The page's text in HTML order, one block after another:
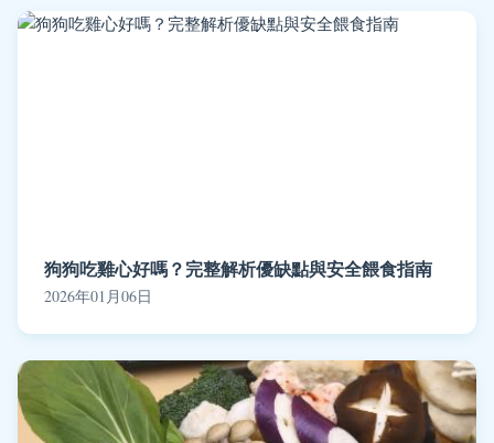
狗狗吃雞心好嗎？完整解析優缺點與安全餵食指南
2026年01月06日